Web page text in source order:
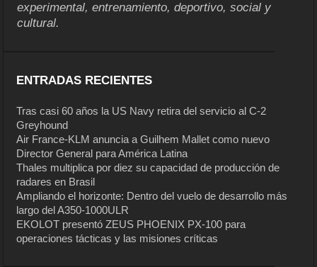
experimental, entrenamiento, deportivo, social y
cultural.
ENTRADAS RECIENTES
Tras casi 60 años la US Navy retira del servicio al C-2
Greyhound
Air France-KLM anuncia a Guilhem Mallet como nuevo
Director General para América Latina
Thales multiplica por diez su capacidad de producción de
radares en Brasil
Ampliando el horizonte: Dentro del vuelo de desarrollo más
largo del A350-1000ULR
EKOLOT presentó ZEUS PHOENIX PX-100 para
operaciones tácticas y las misiones críticas